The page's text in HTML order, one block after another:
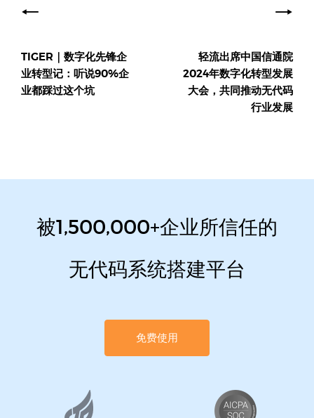
章
导
航TIGER｜数字化先锋企
业转型记：听说90%企
业都踩过这个坑
轻流出席中国信通院
2024年数字化转型发展
大会，共同推动无代码
行业发展
被1,500,000+企业所信任的
无代码系统搭建平台
免费使用